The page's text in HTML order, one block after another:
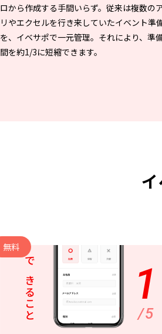
ロから作成する手間いらず。従来は複数の
リやエクセルを行き来していたイベント準
を、イベサポで一元管理。それにより、準
間を約1/3に短縮できます。
無料
できること 1
/5